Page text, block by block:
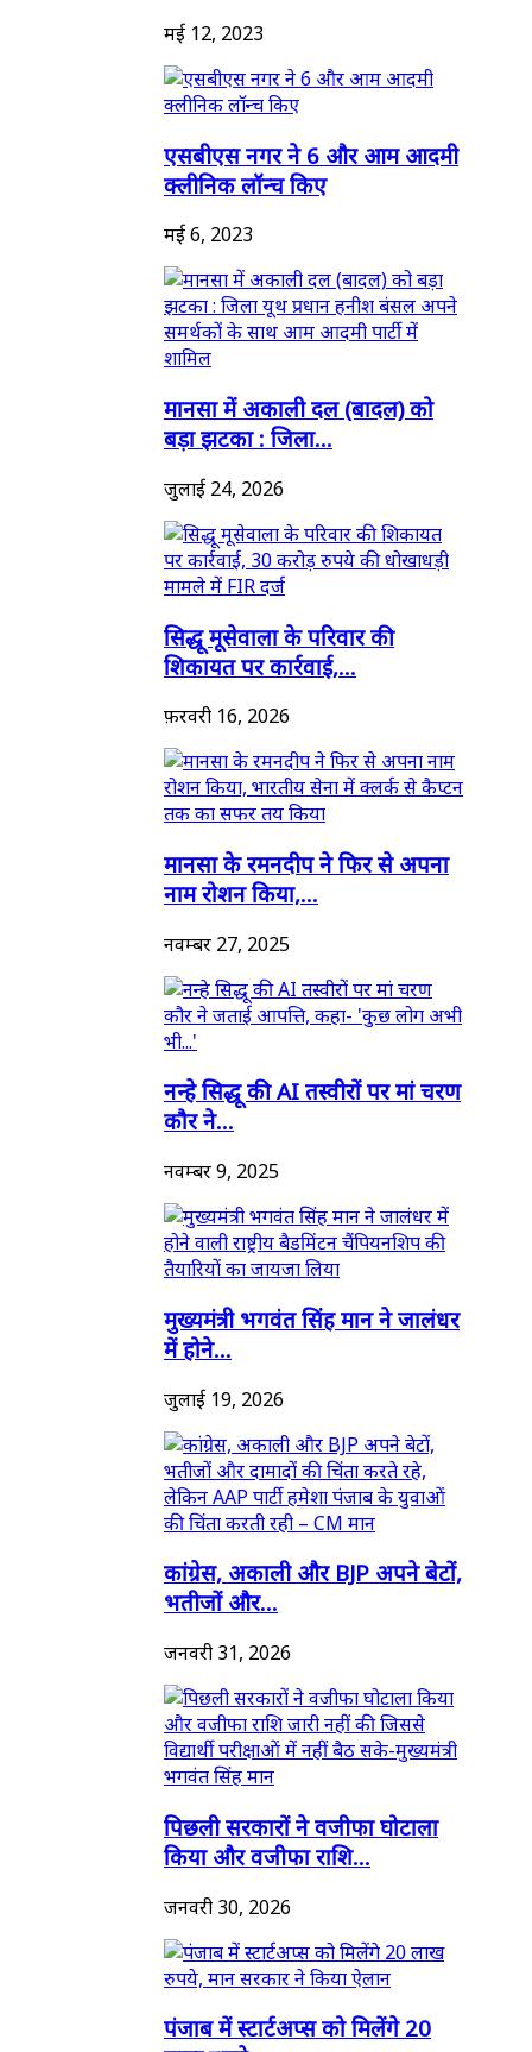
मई 12, 2023
एसबीएस नगर ने 6 और आम आदमी
क्लीनिक लॉन्च किए
मई 6, 2023
मानसा में अकाली दल (बादल) को
बड़ा झटका : जिला...
जुलाई 24, 2026
सिद्धू मूसेवाला के परिवार की
शिकायत पर कार्रवाई,...
फ़रवरी 16, 2026
मानसा के रमनदीप ने फिर से अपना
नाम रोशन किया,...
नवम्बर 27, 2025
नन्हे सिद्धू की AI तस्वीरों पर मां चरण
कौर ने...
नवम्बर 9, 2025
मुख्यमंत्री भगवंत सिंह मान ने जालंधर
में होने...
जुलाई 19, 2026
कांग्रेस, अकाली और BJP अपने बेटों,
भतीजों और...
जनवरी 31, 2026
पिछली सरकारों ने वजीफा घोटाला
किया और वजीफा राशि...
जनवरी 30, 2026
पंजाब में स्टार्टअप्स को मिलेंगे 20